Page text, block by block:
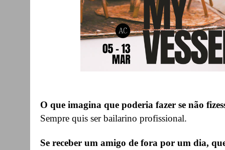
O que imagina que poderia fazer se não
Sempre quis ser bailarino profissional.
Se receber um amigo de fora por um dia,